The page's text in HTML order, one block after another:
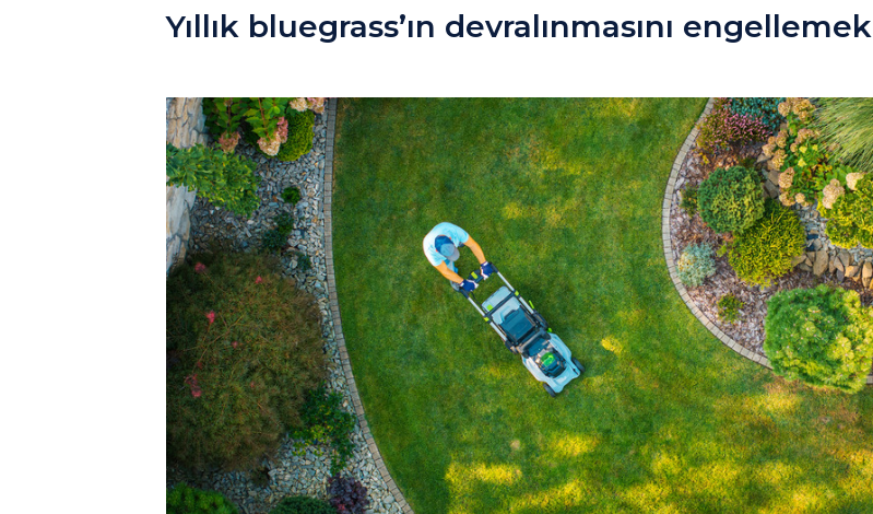
Yıllık bluegrass’ın devralınmasını engellemek